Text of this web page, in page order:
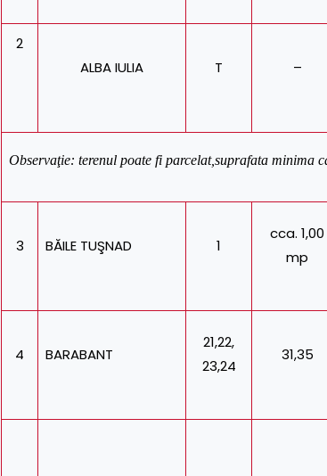
2
ALBA IULIA
T –
Observaţie: terenul poate fi parcelat,suprafata minima
3 BĂILE TUŞNAD 1
cca. 1,00
mp
4 BARABANT
21,22,
23,24
31,35